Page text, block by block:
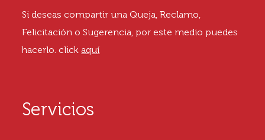
Si deseas compartir una Queja, Reclamo,
Felicitación o Sugerencia, por este medio puedes
hacerlo. clickaquí
Servicios